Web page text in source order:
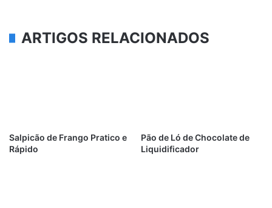
ARTIGOS RELACIONADOS
Salpicão de Frango Pratico e
Rápido
Pão de Ló de Chocolate de
Liquidificador